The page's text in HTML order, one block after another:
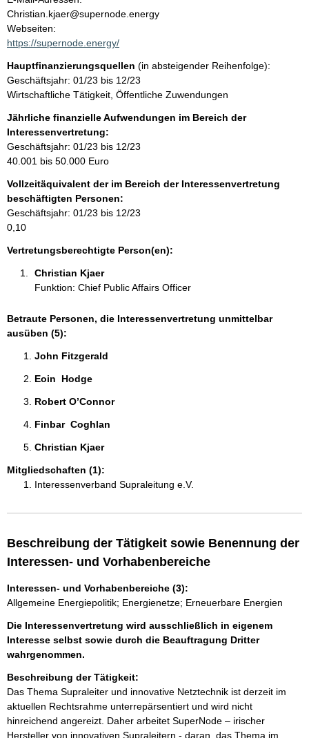
n
t
a
t
i
n
f
o
r
m
t
i
o
n
e
Christian.kjaer@supernode.energy
Webseiten:
https://supernode.energy/
Hauptfinanzierungsquellen (in absteigender Reihenfolge):
Geschäftsjahr: 01/23 bis 12/23
Wirtschaftliche Tätigkeit, Öffentliche Zuwendungen
Jährliche finanzielle Aufwendungen im Bereich der
Interessenvertretung:
Geschäftsjahr: 01/23 bis 12/23
40.001 bis 50.000 Euro
Vollzeitäquivalent der im Bereich der Interessenvertretung
beschäftigten Personen:
Geschäftsjahr: 01/23 bis 12/23
0,10
Vertretungsberechtigte Person(en):
Christian Kjaer
Funktion: Chief Public Affairs Officer
Betraute Personen, die Interessenvertretung unmittelbar
ausüben (5):
John Fitzgerald
Eoin  Hodge
Robert O’Connor
Finbar  Coghlan
Christian Kjaer
Mitgliedschaften (1):
Interessenverband Supraleitung e.V.
Beschreibung der Tätigkeit sowie Benennung der
Interessen- und Vorhabenbereiche
Interessen- und Vorhabenbereiche (3):
Allgemeine Energiepolitik; Energienetze; Erneuerbare Energien
Die Interessenvertretung wird ausschließlich in eigenem
Interesse selbst sowie durch die Beauftragung Dritter
wahrgenommen.
Beschreibung der Tätigkeit:
Das Thema Supraleiter und innovative Netztechnik ist derzeit im
aktuellen Rechtsrahme unterrepärsentiert und wird nicht
hinreichend angereizt. Daher arbeitet SuperNode – irischer
Hersteller von innovativen Supraleitern - daran, das Thema im